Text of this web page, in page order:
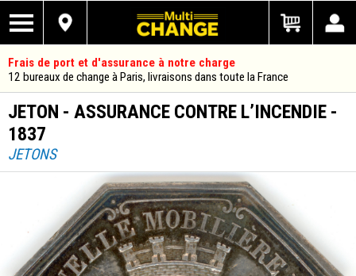
Frais de port et d'assurance à notre charge
12 bureaux de change à Paris, livraisons dans toute la France
JETON - ASSURANCE CONTRE L’INCENDIE -
1837
JETONS